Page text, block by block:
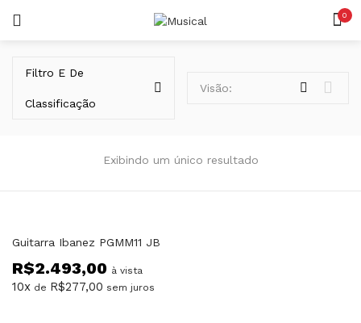
0
Senha perdida?
Exibindo um único resultado
Filtro E De
Classificação
Visão:
Guitarra Ibanez PGMM11 JB
R$2.493,00 à vista
10x de R$277,00 sem juros